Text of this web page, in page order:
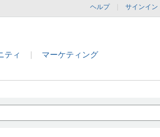
ヘルプ サインイン
ティ マーケティング